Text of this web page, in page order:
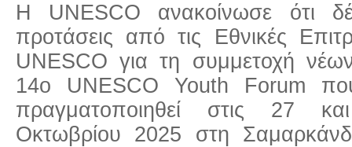
Η UNESCO ανακοίνωσε ότι
προτάσεις από τις Εθνικές
UNESCO για τη συμμετοχή
14ο UNESCO Youth Forum
πραγματοποιηθεί στις 27
Οκτωβρίου 2025 στη